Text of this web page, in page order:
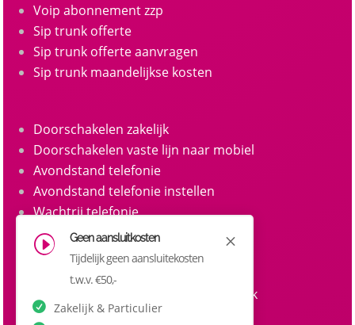
Voip abonnement zzp
Sip trunk offerte
Sip trunk offerte aanvragen
Sip trunk maandelijkse kosten
Doorschakelen zakelijk
Doorschakelen vaste lijn naar mobiel
Avondstand telefonie
Avondstand telefonie instellen
Wachtrij telefonie
Call queue telefonie
Belgroepen
Belgroep instellen zakelijke telefonie
Doorkiesnummers aanvragen zakelijk
Doorkiesnummer per medewerker
M
I Geen aansluitkosten
Tijdelijk geen aansluitekosten
t.w.v. €50,-
Zakelijk & Particulier